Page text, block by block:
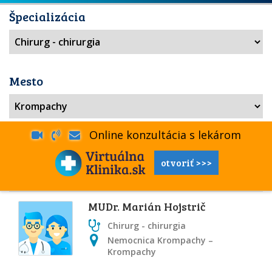
Špecializácia
Mesto
Online konzultácia s lekárom
otvoriť >>>
MUDr. Marián Hojstrič
Chirurg - chirurgia
Nemocnica Krompachy –
Krompachy